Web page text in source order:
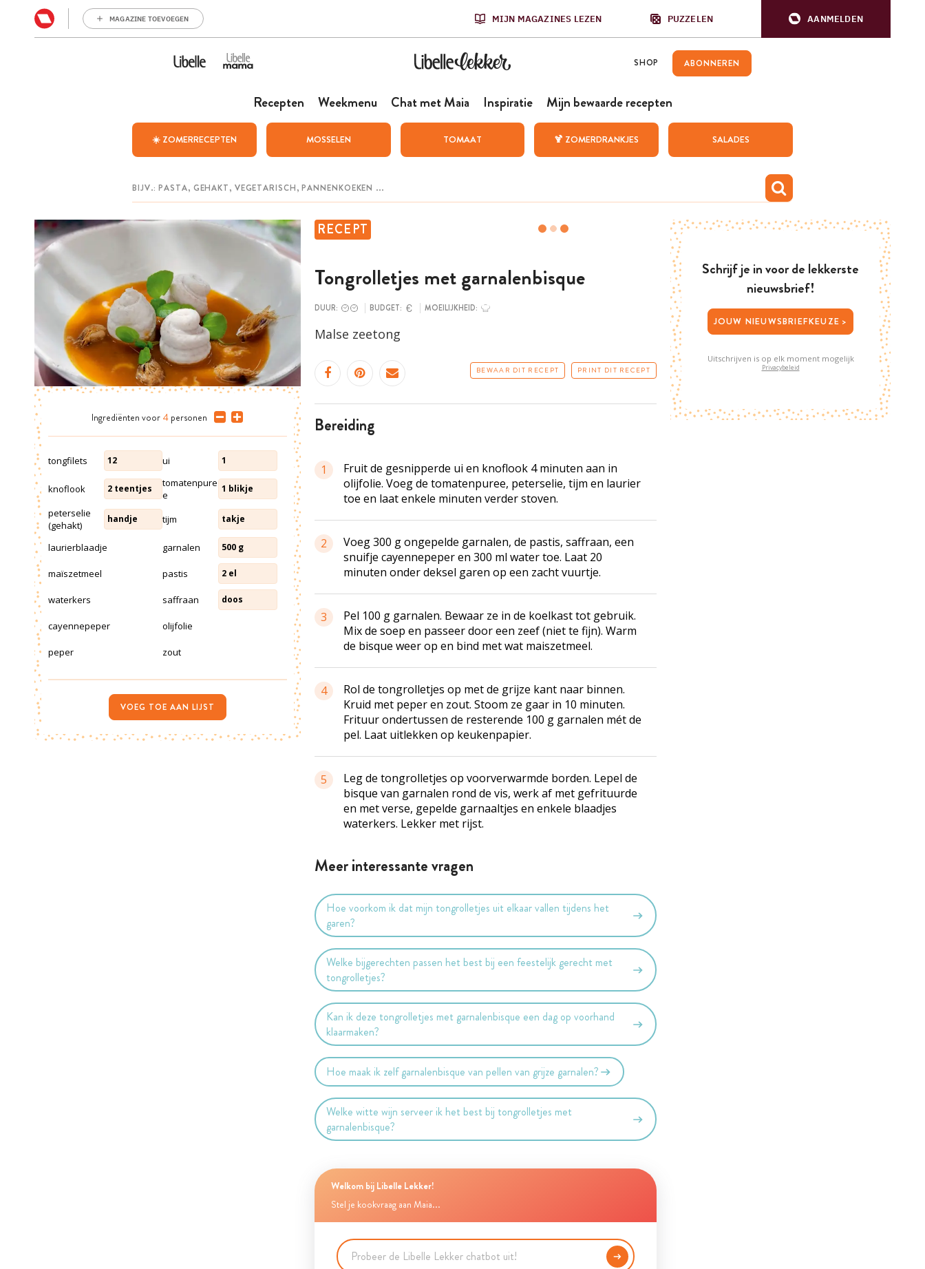
MAGAZINE TOEVOEGEN MIJN MAGAZINES LEZEN PUZZELEN AANMELDEN
SHOP ABONNEREN
Recepten Weekmenu Chat met Maia Inspiratie Mijn bewaarde recepten
☀️ ZOMERRECEPTEN MOSSELEN TOMAAT 🍹 ZOMERDRANKJES SALADES
RECEPT
Tongrolletjes met garnalenbisque
DUUR: BUDGET: MOEILIJKHEID:
Malse zeetong
BEWAAR DIT RECEPT PRINT DIT RECEPT
bereiding
1
Fruit de gesnipperde ui en knoflook 4 minuten aan in
olijfolie. Voeg de tomatenpuree, peterselie, tijm en laurier
toe en laat enkele minuten verder stoven.
2 Voeg 300 gongepelde garnalen, de pastis, saffraan, een
snuifje cayennepeper en 300 ml water toe. Laat 20
minuten onder deksel garen op een zacht vuurtje.
3
Pel 100 g garnalen. Bewaar ze in de koelkast tot gebruik.
Mix de soep en passeer door een zeef (niet te fijn). Warm
de bisque weer op en bind met wat maiszetmeel.
4 Rol de tongrolletjes op met de grijze kant naar binnen.
Kruid met peper en zout. Stoom ze gaar in 10 minuten.
Frituur ondertussen de resterende 100 g garnalen métde
pel. Laat uitlekken op keukenpapier.
5 Leg de tongrolletjes op voorverwarmde borden. Lepel de
bisque van garnalen rond de vis, werk af met gefrituurde
en met verse, gepelde garnaaltjes en enkele blaadjes
waterkers. Lekker met rijst.
Meer interessante vragen
Hoe voorkom ik dat mijn tongrolletjes uit elkaar vallen tijdens het
garen?
Welke bijgerechten passen het best bij een feestelijk gerecht met
tongrolletjes?
Kan ik deze tongrolletjes met garnalenbisque een dag op voorhand
klaarmaken?
Hoe maak ik zelf garnalenbisque van pellen van grijze garnalen?
Welke witte wijn serveer ik het best bij tongrolletjes met
garnalenbisque?
Welkom bij Libelle Lekker!
Stel je kookvraag aan Maia...
Ingrediënten voor 4 personen
tongfilets 12 ui 1
knoflook 2 teentjes
tomatenpure
e
1 blikje
peterselie
(gehakt)
handje tijm takje
laurierblaadje garnalen 500 g
maïszetmeel pastis 2 el
waterkers saffraan doos
cayennepeper olijfolie
peper zout
VOEG TOE AAN LIJST
Schrijf je in voor de lekkerste
nieuwsbrief!
JOUW NIEUWSBRIEFKEUZE >
Uitschrijven is op elk moment mogelijk
Privacybeleid